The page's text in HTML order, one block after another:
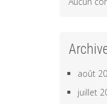
août
juillet